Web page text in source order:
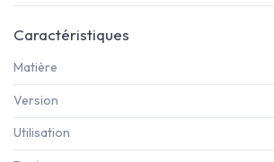
Caractéristiques
Matière
Version
Utilisation